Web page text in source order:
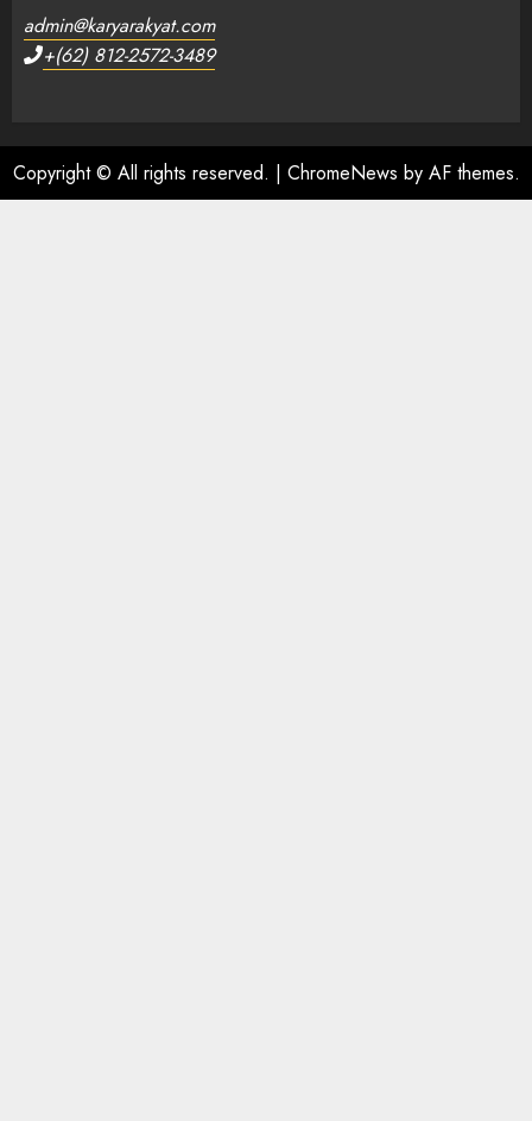
admin@karyarakyat.com
+(62) 812-2572-3489
Copyright © All rights reserved. | ChromeNews by AF themes.